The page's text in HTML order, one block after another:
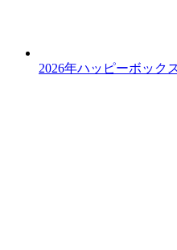
2026年ハッピーボック